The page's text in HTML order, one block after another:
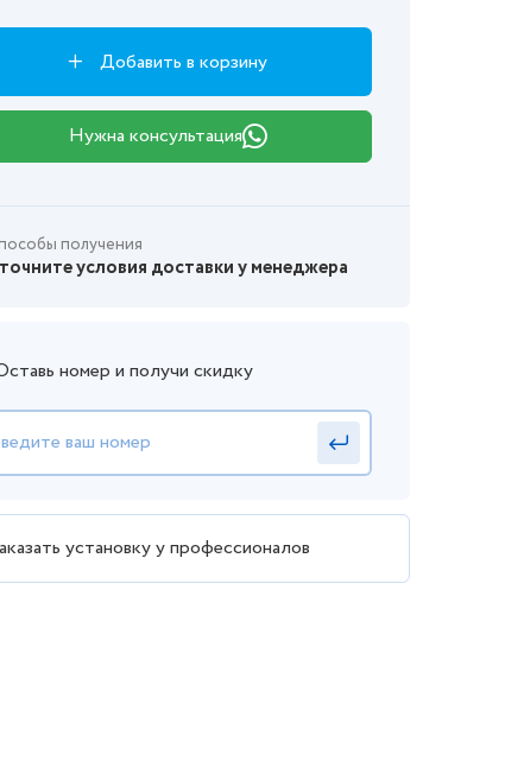
Добавить в корзину
Нужна консультация
получения
условия доставки у менеджера
номер и получи скидку
установку у профессионалов